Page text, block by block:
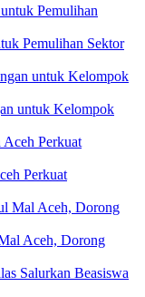
Pemulihan Sektor
untuk Kelompok
Perkuat
Aceh, Dorong